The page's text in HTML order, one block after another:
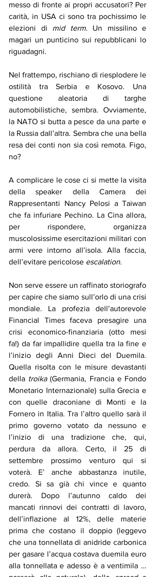
messo di fronte ai propri accusatori? Per
carità, in USA ci sono tra pochissimo le
elezioni di mid term. Un missilino e
magari un punticino sui repubblicani lo
riguadagni.
Nel frattempo, rischiano di riesplodere le
ostilità tra Serbia e Kosovo. Una
questione aleatoria di targhe
automobilistiche, sembra. Ovviamente,
la NATO si butta a pesce da una parte e
la Russia dall’altra. Sembra che una bella
resa dei conti non sia così remota. Figo,
no?
A complicare le cose ci si mette la visita
della speaker della Camera dei
Rappresentanti Nancy Pelosi a Taiwan
che fa infuriare Pechino. La Cina allora,
per rispondere, organizza
muscolosissime esercitazioni militari con
armi vere intorno all’isola. Alla faccia,
dell’evitare pericolose escalation.
Non serve essere un raffinato storiografo
per capire che siamo sull’orlo di una crisi
mondiale. La profezia dell’autorevole
Financial Times faceva presagire una
crisi economico-finanziaria (otto mesi
fa!) da far impallidire quella tra la fine e
l’inizio degli Anni Dieci del Duemila.
Quella risolta con le misure devastanti
della troika (Germania, Francia e Fondo
Monetario Internazionale) sulla Grecia e
con quelle draconiane di Monti e la
Fornero in Italia. Tra l’altro quello sarà il
primo governo votato da nessuno e
l’inizio di una tradizione che, qui,
perdura da allora. Certo, il 25 di
settembre prossimo venturo qui si
voterà. E’ anche abbastanza inutile,
credo. Si sa già chi vince e quanto
durerà. Dopo l’autunno caldo dei
mancati rinnovi dei contratti di lavoro,
dell’inflazione al 12%, delle materie
prima che costano il doppio (leggevo
che una tonnellata di anidride carbonica
per gasare l’acqua costava duemila euro
alla tonnellata e adesso è a ventimila …